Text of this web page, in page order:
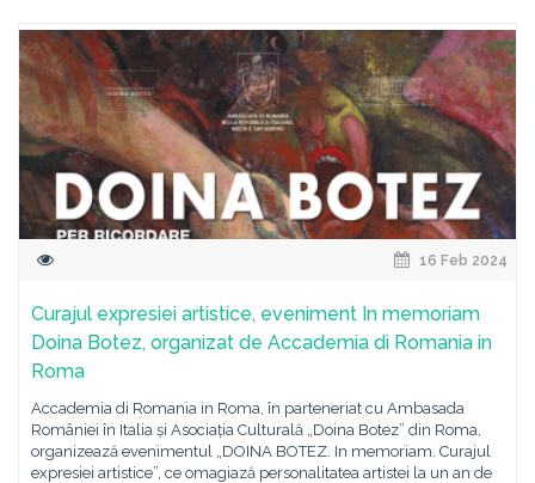
16 Feb 2024
Curajul expresiei artistice, eveniment In memoriam
Doina Botez, organizat de Accademia di Romania in
Roma
Accademia di Romania in Roma, în parteneriat cu Ambasada
României în Italia și Asociația Culturală „Doina Botez” din Roma,
organizează evenimentul „DOINA BOTEZ. In memoriam. Curajul
expresiei artistice”, ce omagiază personalitatea artistei la un an de